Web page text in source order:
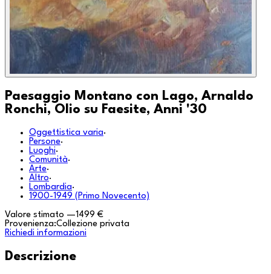
Paesaggio Montano con Lago, Arnaldo
Ronchi, Olio su Faesite, Anni '30
Oggettistica varia·
Persone·
Luoghi·
Comunità·
Arte·
Altro·
Lombardia·
1900-1949 (Primo Novecento)
Valore stimato —1499 €
Provenienza:Collezione privata
Richiedi informazioni
Descrizione